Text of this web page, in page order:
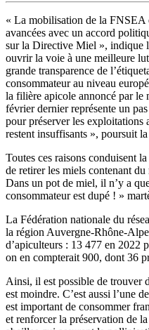
« La mobilisation de la FNSEA
avancées avec un accord
sur la Directive Miel », indique
ouvrir la voie à une meilleure
grande transparence de
consommateur au niveau
la filière apicole annoncé par
février dernier représente un
pour préserver les exploitations
restent insuffisants », poursuit
Toutes ces raisons conduisent
de retirer les miels contenant
Dans un pot de miel, il n’y a
consommateur est dupé ! »
La Fédération nationale du
la région Auvergne-Rhône-
d’apiculteurs : 13 477 en 2022
on en compterait 900, dont 36
Ainsi, il est possible de trouver
est moindre. C’est aussi l’une
est important de consommer
et renforcer la préservation de